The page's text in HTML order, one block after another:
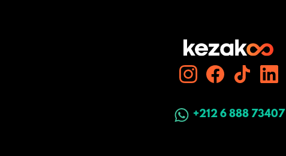
+212 6 888 73407